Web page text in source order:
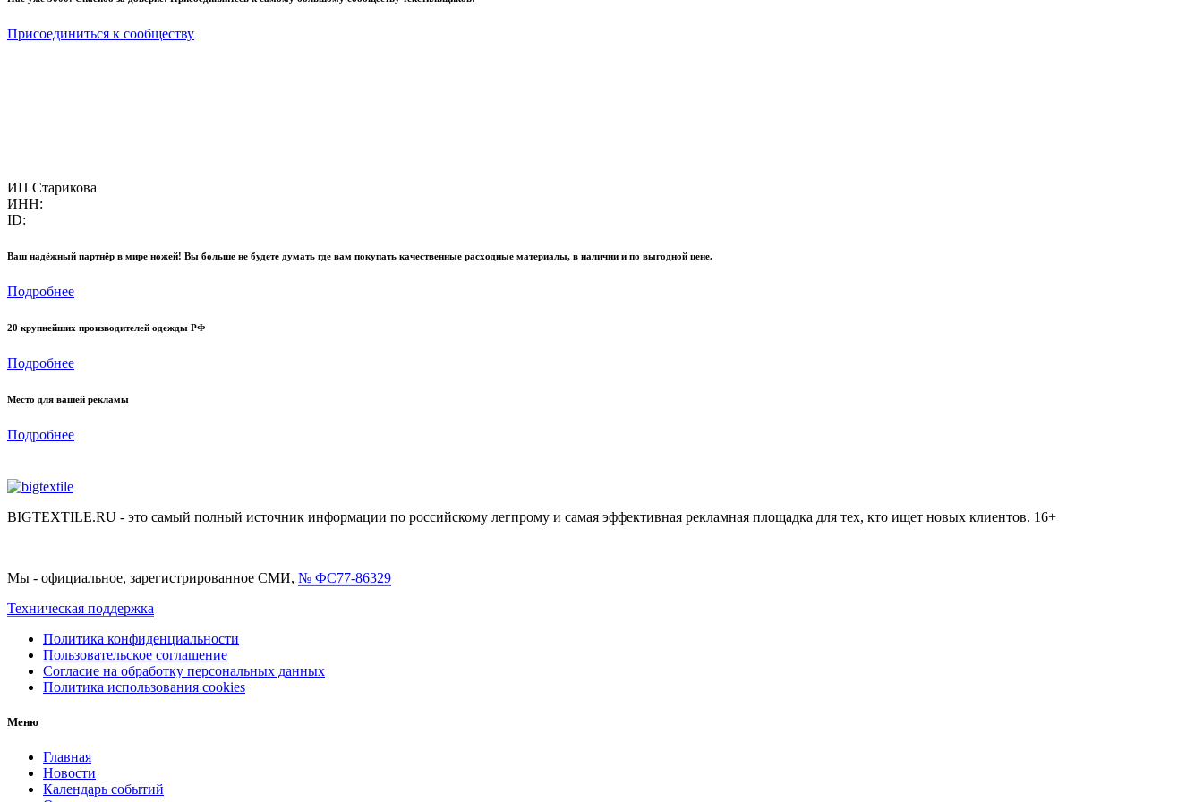
Присоединиться к сообществу
ИП Старикова
ИНН:
ID:
Ваш надёжный партнёр в мире ножей! Вы больше не будете думать где вам покупать качественные расходные материалы, в наличии и по выгодной цене.
Подробнее
20 крупнейших производителей одежды РФ
Подробнее
Место для вашей рекламы
Подробнее
BIGTEXTILE.RU - это самый полный источник информации по российскому легпрому и самая эффективная рекламная площадка для тех, кто ищет новых клиентов. 16+
Мы - официальное, зарегистрированное СМИ, № ФС77-86329
Техническая поддержка
Политика конфиденциальности
Пользовательское соглашение
Согласие на обработку персональных данных
Политика использования cookies
Меню
Главная
Новости
Календарь событий